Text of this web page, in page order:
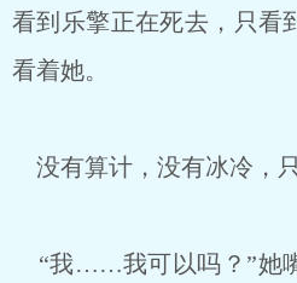
看到乐擎正在死去，只看
看着她。
没有算计，没有冰冷，
“我……我可以吗？”她